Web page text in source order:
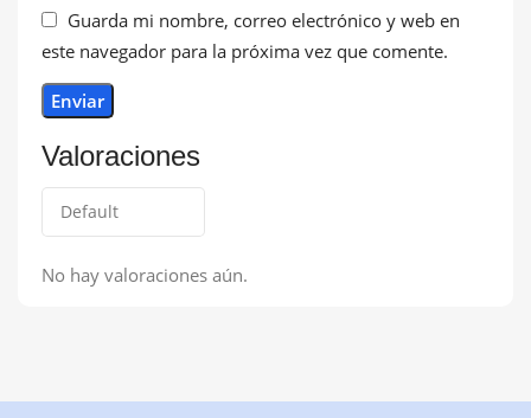
Valoraciones
No hay valoraciones aún.
Guarda mi nombre, correo electrónico y web en
este navegador para la próxima vez que comente.